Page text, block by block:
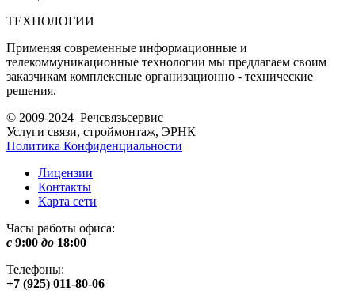
ТЕХНОЛОГИИ
Применяя современные информационные и
телекоммуникационные технологии мы предлагаем своим
заказчикам комплексные организационно - технические
решения.
© 2009-2024 Речсвязьсервис
Услуги связи, строймонтаж, ЭРНК
Политика Конфиденциальности
Лицензии
Контакты
Карта сети
Часы работы офиса:
с 9:00 до 18:00
Телефоны:
+7 (925) 011-80-06